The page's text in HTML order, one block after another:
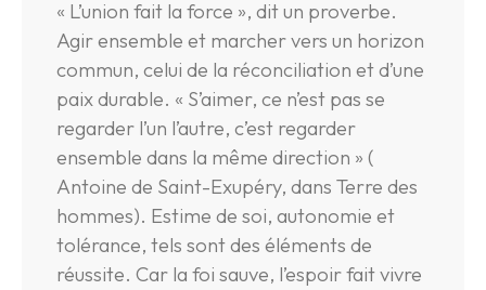
« L’union fait la force », dit un proverbe.
Agir ensemble et marcher vers un horizon
commun, celui de la réconciliation et d’une
paix durable. « S’aimer, ce n’est pas se
regarder l’un l’autre, c’est regarder
ensemble dans la même direction » (
Antoine de Saint-Exupéry, dans Terre des
hommes). Estime de soi, autonomie et
tolérance, tels sont des éléments de
réussite. Car la foi sauve, l’espoir fait vivre